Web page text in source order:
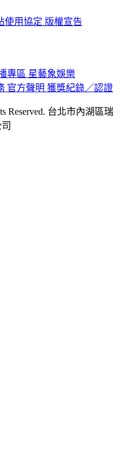
使用協定 版權宣告
專區 星藝象娛樂
官方聲明 獲獎紀錄／認證
Reserved. 台北市內湖區瑞